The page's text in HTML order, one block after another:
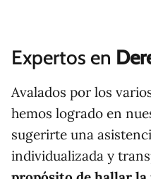
Expertos en
Avalados por los
hemos logrado en
sugerirte una
individualizada y